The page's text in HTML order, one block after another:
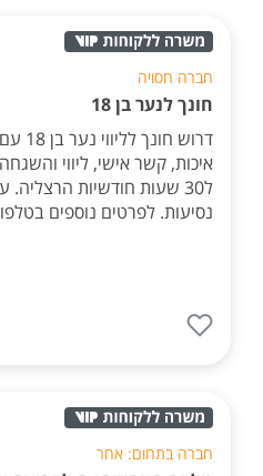
חברה חסויה
חונך לנער בן 18
איכות, קשר אישי, ליווי
ל30 שעות חודשיות
נסיעות. לפרטים נוספים
חברה בתחום: אחר